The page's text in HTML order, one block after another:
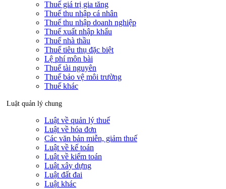
Thuế giá trị gia tăng
Thuế thu nhập cá nhân
Thuế thu nhập doanh nghiệp
Thuế xuất nhập khẩu
Thuế nhà thầu
Thuế tiêu thụ đặc biệt
Lệ phí môn bài
Thuế tài nguyên
Thuế bảo vệ môi trường
Thuế khác
Luật quản lý chung
Luật về quản lý thuế
Luật về hóa đơn
Các văn bản miễn, giảm thuế
Luật về kế toán
Luật về kiểm toán
Luật xây dựng
Luật đất đai
Luật khác